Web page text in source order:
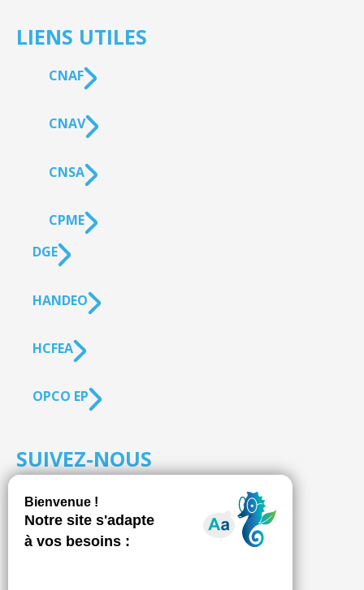
LIENS UTILES
CNAF
CNAV
CNSA
CPME
DGE
HANDEO
HCFEA
OPCO EP
SUIVEZ-NOUS